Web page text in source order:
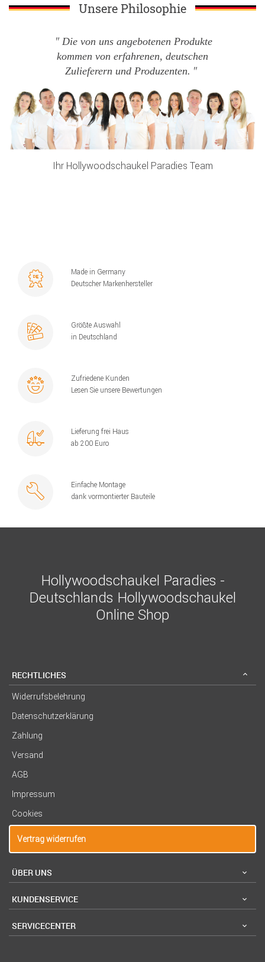
Unsere Philosophie
Die von uns angebotenen Produkte
kommen von erfahrenen, deutschen
Zulieferern und Produzenten.
Ihr Hollywoodschaukel Paradies Team
Made in Germany
Deutscher Markenhersteller
Größte Auswahl
in Deutschland
Zufriedene Kunden
Lesen Sie unsere Bewertungen
Lieferung frei Haus
ab 200 Euro
Einfache Montage
dank vormontierter Bauteile
Hollywoodschaukel Paradies -
Deutschlands Hollywoodschaukel
Online Shop
RECHTLICHES
Widerrufsbelehrung
Datenschutzerklärung
Zahlung
Versand
AGB
Impressum
Cookies
Vertrag widerrufen
ÜBER UNS
KUNDENSERVICE
SERVICECENTER